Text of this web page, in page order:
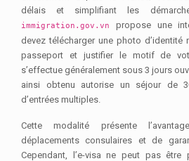
délais et simplifiant les
immigration.gov.vn
propose une
devez télécharger une photo
passeport et justifier le motif de
s’effectue généralement sous 3 jours
ainsi obtenu autorise un séjour de
d’entrées multiples.
Cette modalité présente
déplacements consulaires et de
Cependant, l’e-visa ne peut pas